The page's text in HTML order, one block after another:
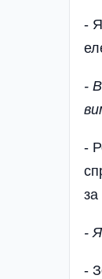
-
-
-
за
-
-